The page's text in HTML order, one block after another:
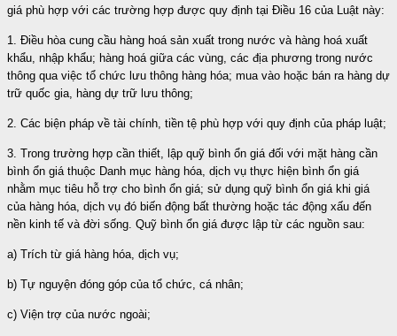
giá phù hợp với các trường hợp được quy định tại Điều 16 của Luật này:
1. Điều hòa cung cầu hàng hoá sản xuất trong nước và hàng hoá xuất
khẩu, nhập khẩu; hàng hoá giữa các vùng, các địa phương trong nước
thông qua việc tổ chức lưu thông hàng hóa; mua vào hoặc bán ra hàng dự
trữ quốc gia, hàng dự trữ lưu thông;
2. Các biện pháp về tài chính, tiền tệ phù hợp với quy định của pháp luật;
3. Trong trường hợp cần thiết, lập quỹ bình ổn giá đối với mặt hàng cần
bình ổn giá thuộc Danh mục hàng hóa, dịch vụ thực hiện bình ổn giá
nhằm mục tiêu hỗ trợ cho bình ổn giá; sử dụng quỹ bình ổn giá khi giá
của hàng hóa, dịch vụ đó biến động bất thường hoặc tác động xấu đến
nền kinh tế và đời sống. Quỹ bình ổn giá được lập từ các nguồn sau:
a) Trích từ giá hàng hóa, dịch vụ;
b) Tự nguyện đóng góp của tổ chức, cá nhân;
c) Viện trợ của nước ngoài;